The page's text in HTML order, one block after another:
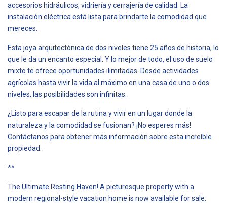
accesorios hidráulicos, vidriería y cerrajería de calidad. La
instalación eléctrica está lista para brindarte la comodidad que
mereces.
Esta joya arquitectónica de dos niveles tiene 25 años de historia, lo
que le da un encanto especial. Y lo mejor de todo, el uso de suelo
mixto te ofrece oportunidades ilimitadas. Desde actividades
agrícolas hasta vivir la vida al máximo en una casa de uno o dos
niveles, las posibilidades son infinitas.
¿Listo para escapar de la rutina y vivir en un lugar donde la
naturaleza y la comodidad se fusionan? ¡No esperes más!
Contáctanos para obtener más información sobre esta increíble
propiedad.
**
The Ultimate Resting Haven! A picturesque property with a
modern regional-style vacation home is now available for sale.